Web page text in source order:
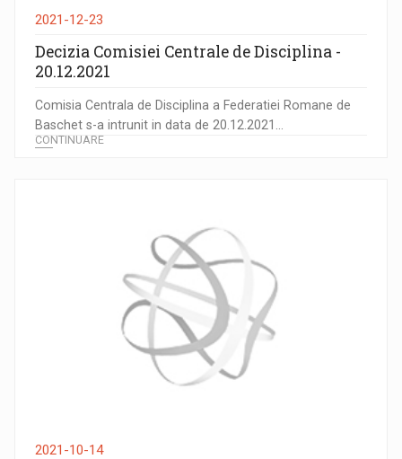
2021-12-23
Decizia Comisiei Centrale de Disciplina -
20.12.2021
Comisia Centrala de Disciplina a Federatiei Romane de
Baschet s-a intrunit in data de 20.12.2021...
CONTINUARE
2021-10-14